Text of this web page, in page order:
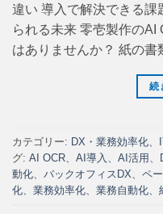
違い 導入で解決できる課
られる未来 零壱製作のAI
はありませんか？ 紙の
続
カテゴリー: DX・業務効率化
グ: AI OCR AI導入 AI活用
動化
バックオフィスDX ペ
化
業務効率化 業務自動化